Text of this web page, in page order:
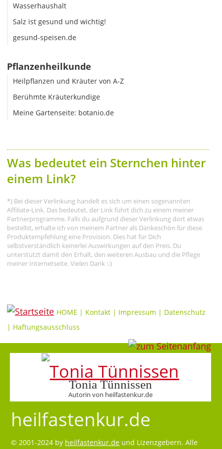
Wasserhaushalt
Salz ist gesund und wichtig!
gesund-speisen.de
Pflanzenheilkunde
Heilpflanzen und Kräuter von A-Z
Berühmte Kräuterkundige
Meine Gartenseite: botanio.de
Was bedeutet ein Sternchen hinter
einem Link?
*) Bei dieser Verlinkung handelt es sich um einen sogenannten
Affiliate-Link. Das bedeutet, der Link führt dich zu einem meiner
Partnerprogramme. Falls du aufgrund dieser Verlinkung dort etwas
bestellst, erhalte ich von meinem Partner als Dankeschön für diese
Produktempfehlung eine Provision. Dies hat für Dich
selbstverständlich keinerlei Auswirkungen auf den Preis. Du
unterstützt damit den Erhalt, den weiteren Ausbau und die Pflege
meiner Internetseite. Vielen Dank :-)
HOME | Kontakt | Impressum | Datenschutz
| Haftungsausschluss
Tonia Tünnissen
Autorin von heilfastenkur.de
heilfastenkur.de
© 2001-2024 by heilfastenkur.de und Lizenzgebern. Alle